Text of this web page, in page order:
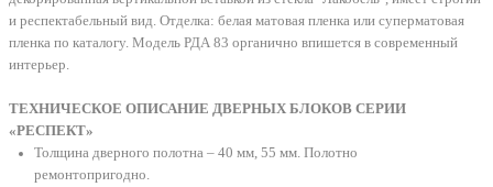
и респектабельный вид. Отделка: белая матовая пленка или суперматовая
пленка по каталогу. Модель РДА 83 органично впишется в современный
интерьер.
ТЕХНИЧЕСКОЕ ОПИСАНИЕ ДВЕРНЫХ БЛОКОВ СЕРИИ
«РЕСПЕКТ»
Толщина дверного полотна – 40 мм, 55 мм. Полотно
ремонтопригодно.